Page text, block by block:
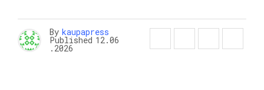
By kaupapress
Published 12.06
.2026